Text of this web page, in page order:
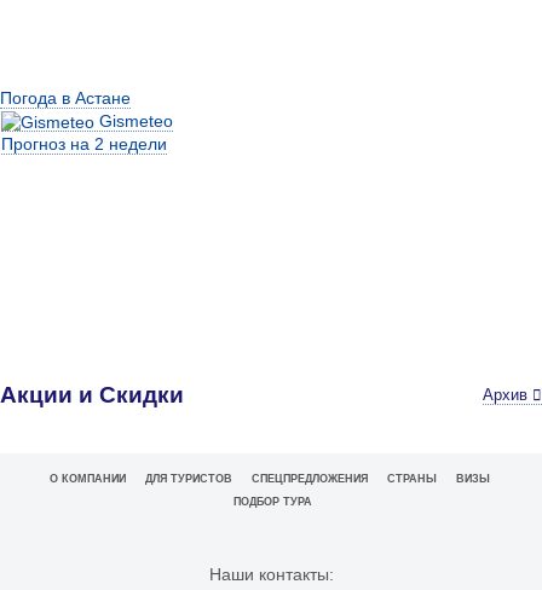
Погода в Астане
Gismeteo
Прогноз на 2 недели
Акции и Скидки Архив
О КОМПАНИИ ДЛЯ ТУРИСТОВ СПЕЦПРЕДЛОЖЕНИЯ СТРАНЫ
ВИЗЫ
ПОДБОР ТУРА
Наши контакты: